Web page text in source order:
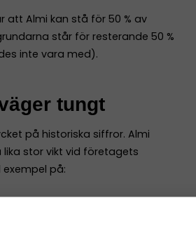
att Almi kan stå för 50 % av
står för resterande 50 %
inte vara med).
tungt
på historiska siffror. Almi
stor vikt vid företagets
på: